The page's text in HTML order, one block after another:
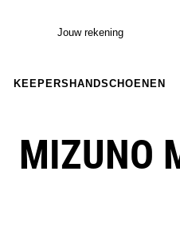
Jouw rekening
KEEPERSHANDSCHOENEN
MIZUNO